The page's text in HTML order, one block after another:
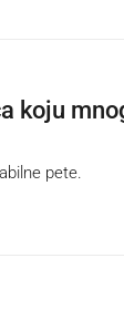
koju
pete.